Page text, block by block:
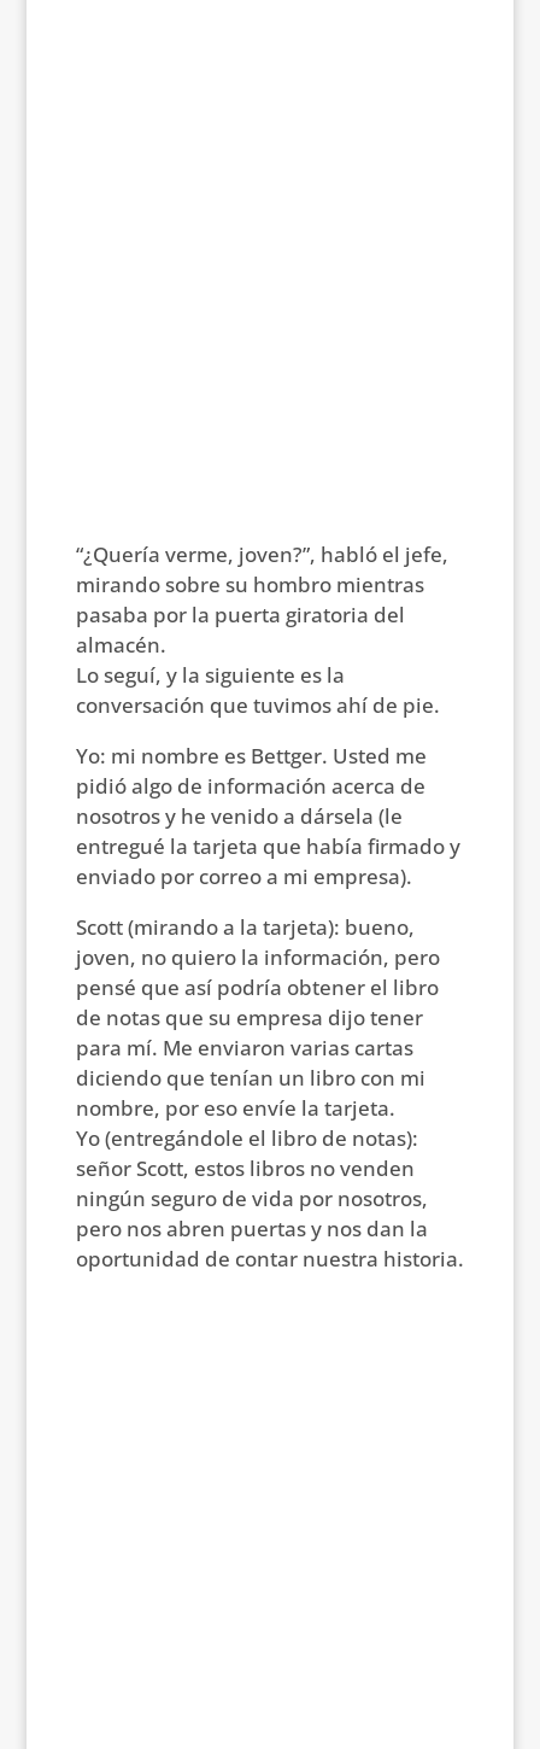
“¿Quería verme, joven?”, habló el jefe,
mirando sobre su hombro mientras
pasaba por la puerta giratoria del
almacén.
Lo seguí, y la siguiente es la
conversación que tuvimos ahí de pie.
Yo: mi nombre es Bettger. Usted me
pidió algo de información acerca de
nosotros y he venido a dársela (le
entregué la tarjeta que había firmado y
enviado por correo a mi empresa).
Scott (mirando a la tarjeta): bueno,
joven, no quiero la información, pero
pensé que así podría obtener el libro
de notas que su empresa dijo tener
para mí. Me enviaron varias cartas
diciendo que tenían un libro con mi
nombre, por eso envíe la tarjeta.
Yo (entregándole el libro de notas):
señor Scott, estos libros no venden
ningún seguro de vida por nosotros,
pero nos abren puertas y nos dan la
oportunidad de contar nuestra historia.